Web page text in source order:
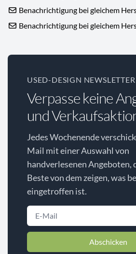
Benachrichtigung bei gleichem
Benachrichtigung bei gleichem
USED-DESIGN NEWSLETTER
Verpasse keine
und
Jedes Wochenende
Mail mit einer Auswahl von
handverlesenen Angeboten,
Beste von dem zeigen, was
eingetroffen ist.
Abschicken